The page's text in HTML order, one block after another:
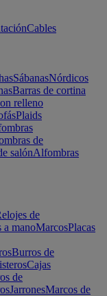
Cables
SábanasNórdicos
Barras de cortina
relleno
Plaids
de
salónAlfombras
de
a manoMarcosPlacas
Burros de
Cajas
de
JarronesMarcos de